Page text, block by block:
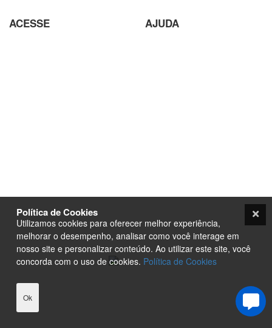
ACESSE
Tutoriais
Loja Ecommerce
Termos e condições
AJUDA
Política de Cookies
Utilizamos cookies para oferecer melhor experiência,
melhorar o desempenho, analisar como você interage em
nosso site e personalizar conteúdo. Ao utilizar este site, você
concorda com o uso de cookies. Política de Cookies
Ok